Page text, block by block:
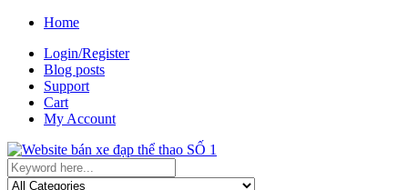
Home
Login/Register
Blog posts
Support
Cart
My Account